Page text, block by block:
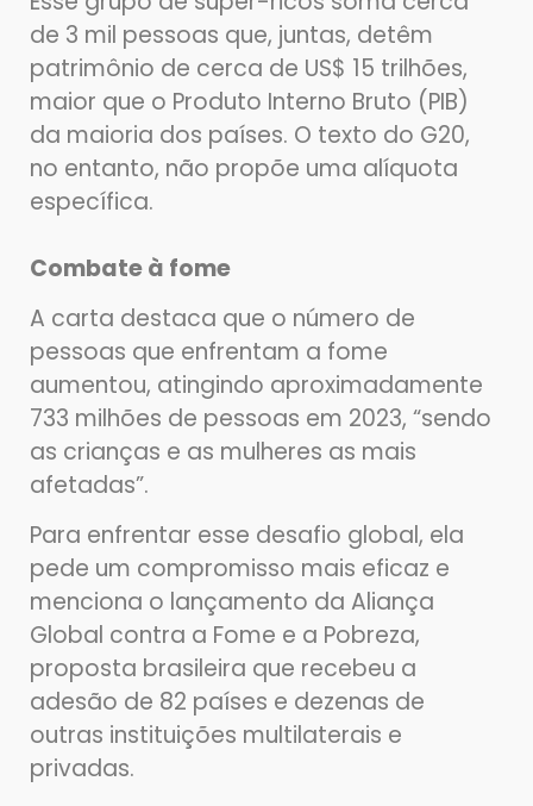
de 3 mil pessoas que, juntas, detêm
patrimônio de cerca de US$ 15 trilhões,
maior que o Produto Interno Bruto (PIB)
da maioria dos países. O texto do G20,
no entanto, não propõe uma alíquota
específica.
Combate à fome
A carta destaca que o número de
pessoas que enfrentam a fome
aumentou, atingindo aproximadamente
733 milhões de pessoas em 2023, “sendo
as crianças e as mulheres as mais
afetadas”.
Para enfrentar esse desafio global, ela
pede um compromisso mais eficaz e
menciona o lançamento da Aliança
Global contra a Fome e a Pobreza,
proposta brasileira que recebeu a
adesão de 82 países e dezenas de
outras instituições multilaterais e
privadas.